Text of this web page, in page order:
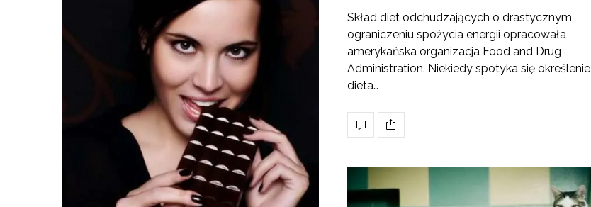
Skład diet odchudzających o drastycznym
ograniczeniu spożycia energii opracowała
amerykańska organizacja Food and Drug
Administration. Niekiedy spotyka się określenie
dieta…